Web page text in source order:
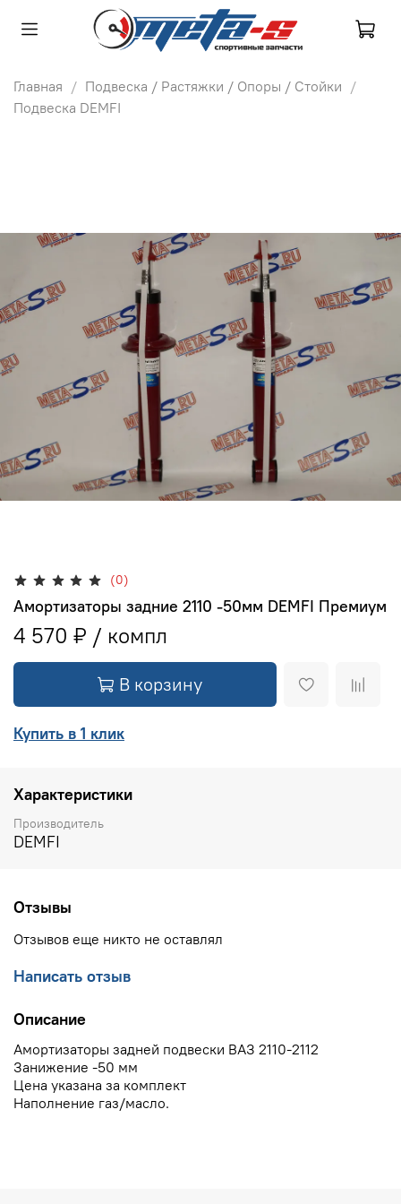
Главная
Подвеска / Растяжки / Опоры / Стойки
Подвеска DEMFI
(0)
Амортизаторы задние 2110 -50мм DEMFI Премиум
4 570 ₽
В корзину
Купить в 1 клик
Характеристики
Производитель
DEMFI
Отзывы
Отзывов еще никто не оставлял
Написать отзыв
Описание
Амортизаторы задней подвески ВАЗ 2110-2112
Занижение -50 мм
Цена указана за комплект
Наполнение газ/масло.